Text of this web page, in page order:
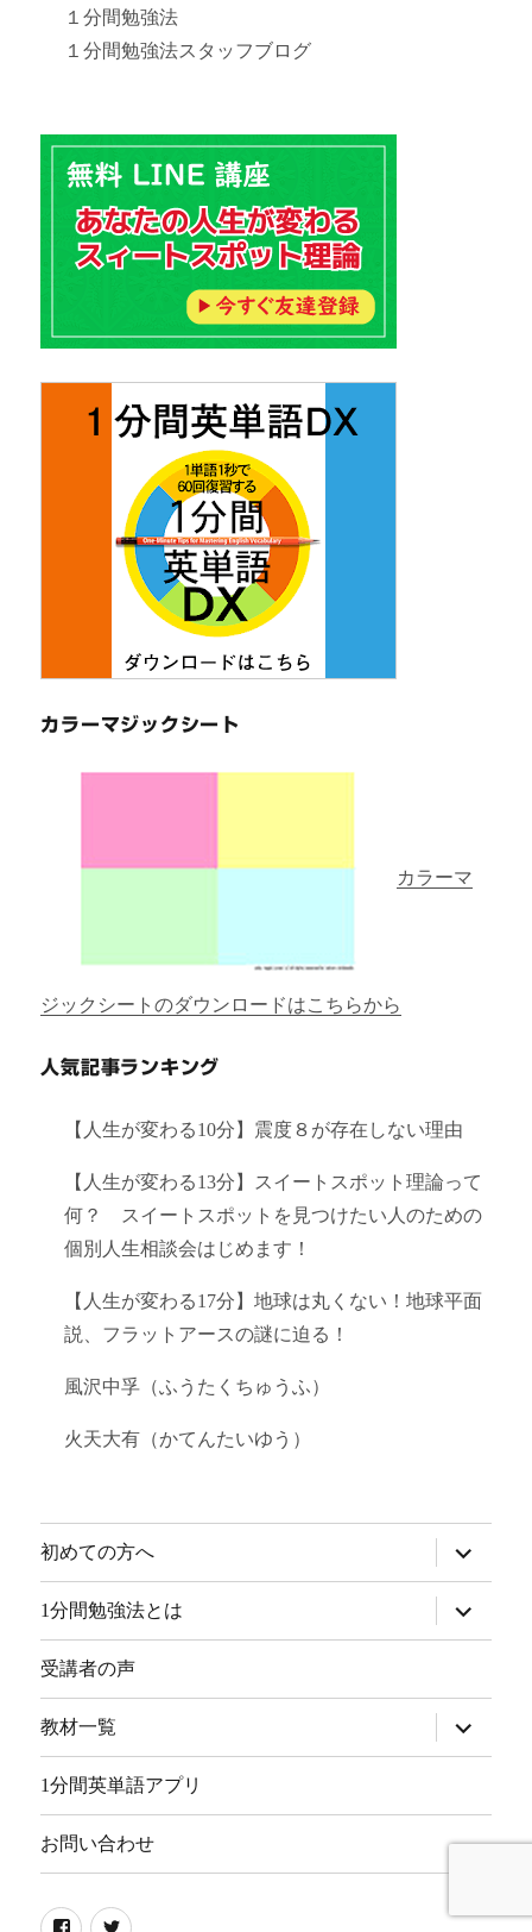
１分間勉強法
１分間勉強法スタッフブログ
カラーマジックシート
カラーマ
ジックシートのダウンロードはこちらから
人気記事ランキング
【人生が変わる10分】震度８が存在しない理由
【人生が変わる13分】スイートスポット理論って
何？ スイートスポットを見つけたい人のための
個別人生相談会はじめます！
【人生が変わる17分】地球は丸くない！地球平面
説、フラットアースの謎に迫る！
風沢中孚（ふうたくちゅうふ）
火天大有（かてんたいゆう）
初めての方へ
ブ
メ
ニ
ュ
ー
開
1分間勉強法とは
ブ
メ
ー
を
展
開
受講者の声
教材一覧
ブ
メ
ー
開
1分間英単語アプリ
お問い合わせ
FacebookTwitter